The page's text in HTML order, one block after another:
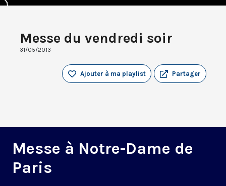
Messe du vendredi soir
31/05/2013
Partager
Ajouter à ma playlist
Messe à Notre-Dame de
Paris